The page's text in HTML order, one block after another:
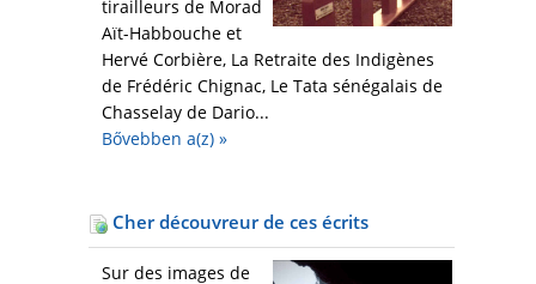
tirailleurs de Morad
Aït-Habbouche et
Hervé Corbière, La Retraite des Indigènes
de Frédéric Chignac, Le Tata sénégalais de
Chasselay de Dario...
Bővebben a(z) »
Cher découvreur de ces écrits
Sur des images de